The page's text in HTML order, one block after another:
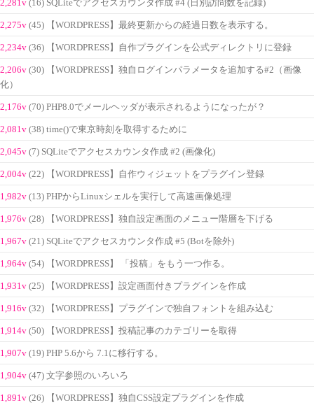
2,281v (16) SQLiteでアクセスカウンタ作成 #4 (日別訪問数を記録)
2,275v (45) 【WORDPRESS】最終更新からの経過日数を表示する。
2,234v (36) 【WORDPRESS】自作プラグインを公式ディレクトリに登録
2,206v (30) 【WORDPRESS】独自ログインパラメータを追加する#2（画像
化）
2,176v (70) PHP8.0でメールヘッダが表示されるようになったが？
2,081v (38) time()で東京時刻を取得するために
2,045v (7) SQLiteでアクセスカウンタ作成 #2 (画像化)
2,004v (22) 【WORDPRESS】自作ウィジェットをプラグイン登録
1,982v (13) PHPからLinuxシェルを実行して高速画像処理
1,976v (28) 【WORDPRESS】独自設定画面のメニュー階層を下げる
1,967v (21) SQLiteでアクセスカウンタ作成 #5 (Botを除外)
1,964v (54) 【WORDPRESS】 「投稿」をもう一つ作る。
1,931v (25) 【WORDPRESS】設定画面付きプラグインを作成
1,916v (32) 【WORDPRESS】プラグインで独自フォントを組み込む
1,914v (50) 【WORDPRESS】投稿記事のカテゴリーを取得
1,907v (19) PHP 5.6から 7.1に移行する。
1,904v (47) 文字参照のいろいろ
1,891v (26) 【WORDPRESS】独自CSS設定プラグインを作成